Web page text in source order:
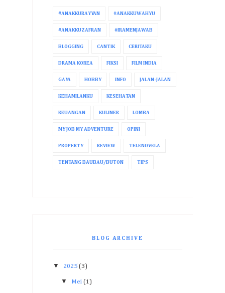
#ANAKKURAYYAN #ANAKKUWAHYU
#ANAKKUZAFRAN #IRAMENJAWAB
BLOGGING CANTIK CERITAKU
DRAMA KOREA FIKSI FILM INDIA
GAYA HOBBY INFO JALAN-JALAN
KEHAMILANKU KESEHATAN
KEUANGAN KULINER LOMBA
MY JOB MY ADVENTURE OPINI
PROPERTY REVIEW TELENOVELA
TENTANG BAUBAU/BUTON TIPS
BLOG ARCHIVE
▼ 2025 (3)
▼ Mei (1)